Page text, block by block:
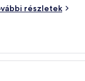
részletek
és íróasztal